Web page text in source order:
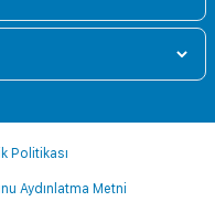
Politikası
Aydınlatma Metni